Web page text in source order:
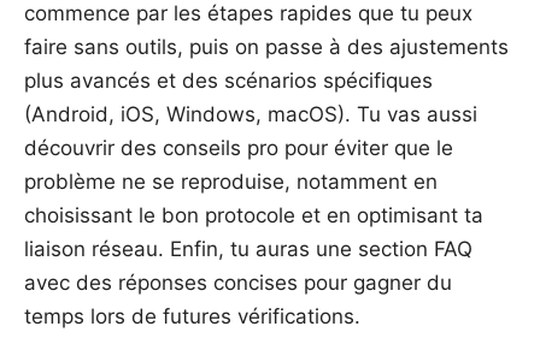
commence par les étapes rapides que tu peux
faire sans outils, puis on passe à des ajustements
plus avancés et des scénarios spécifiques
(Android, iOS, Windows, macOS). Tu vas aussi
découvrir des conseils pro pour éviter que le
problème ne se reproduise, notamment en
choisissant le bon protocole et en optimisant ta
liaison réseau. Enfin, tu auras une section FAQ
avec des réponses concises pour gagner du
temps lors de futures vérifications.